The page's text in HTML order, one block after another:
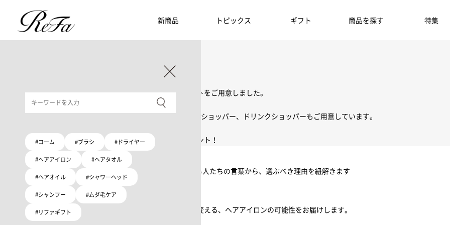
新商品 トピックス ギフト 商品を探す 特集
ReFa商品をご紹介します。プレゼント選びの参考に。
限定ラッピングバック・ショッパーまたはギフトスリーブセットをご用意しました。
大切な人への贈り物にリファオリジナルショッパー
リファロゴが入った、白色のショッパーを6サイズ、ピンク色のショッパー、ドリンクショッパーもご用意しています。
期間限定で対象商品のご購入でオリジナルショッパーをプレゼント！
Because ReFa | 上質な美しさを、妥協しない人へ
高機能ドライヤー Xモデルに宿る美学。上質な美しさを追求する人たちの言葉から、選ぶべき理由を紐解きます
いい髪めざす、大人たちへ。
髪がきれいって嬉しい。「でもヘアケアは大変」という概念を変える、ヘアアイロンの可能性をお届けします。
#コーム #ブラシ #ドライヤー
#ヘアアイロン #ヘアタオル
#ヘアオイル #シャワーヘッド
#シャンプー #ムダ毛ケア
#リファギフト